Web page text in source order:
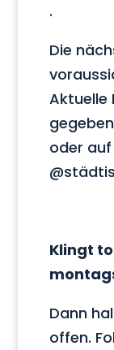
.
Die
Aktuelle
oder
Klingt
Dann
offen.